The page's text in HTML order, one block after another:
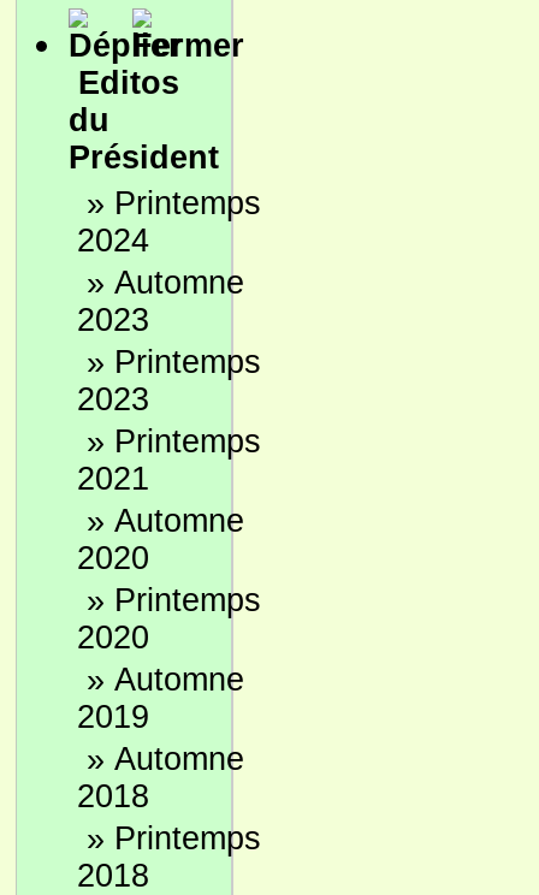
Editos
du
Président
» Printemps
2024
» Automne
2023
» Printemps
2023
» Printemps
2021
» Automne
2020
» Printemps
2020
» Automne
2019
» Automne
2018
» Printemps
2018